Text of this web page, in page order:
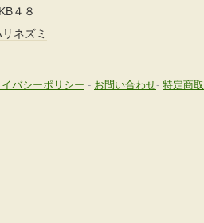
４８
ネズミ
バシーポリシー - お問い合わせ- 特定商